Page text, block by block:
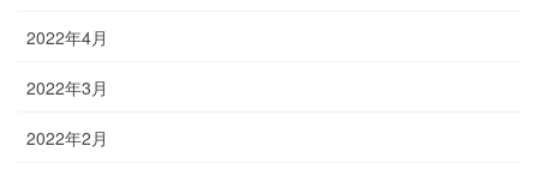
2022年4月
2022年3月
2022年2月